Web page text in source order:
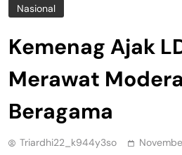
Nasional
Kemenag Ajak
Merawat
Beragama
Triardhi22_k944y3so